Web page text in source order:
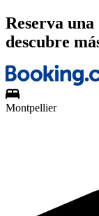
Reserva
descubre
Montpellier